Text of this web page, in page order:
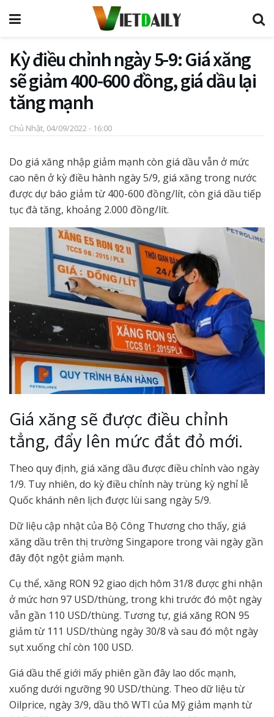
Kỳ điều chỉnh ngày 5-9: Giá xăng
sẽ giảm 400-600 đồng, giá dầu lại
tăng mạnh
Chủ Nhật, 04/09/2022 - 16:00
Do giá xăng nhập giảm mạnh còn giá dầu vẫn ở mức
cao nên ở kỳ điều hành ngày 5/9, giá xăng trong nước
được dự báo giảm từ 400-600 đồng/lít, còn giá dầu tiếp
tục đà tăng, khoảng 2.000 đồng/lít.
Giá xăng sẽ được điều chỉnh
tẳng, đẩy lên mức đắt đỏ mới.
Theo quy định, giá xăng dầu được điều chỉnh vào ngày
1/9. Tuy nhiên, do kỳ điều chỉnh này trùng kỳ nghỉ lễ
Quốc khánh nên lịch được lùi sang ngày 5/9.
Dữ liệu cập nhật của Bộ Công Thương cho thấy, giá
xăng dầu trên thị trường Singapore trong vài ngày gần
đây đột ngột giảm mạnh.
Cụ thể, xăng RON 92 giao dịch hôm 31/8 được ghi nhận
ở mức hơn 97 USD/thùng, trong khi trước đó một ngày
vẫn gần 110 USD/thùng. Tương tự, giá xăng RON 95
giảm từ 111 USD/thùng ngày 30/8 và sau đó một ngày
sụt xuống chỉ còn 100 USD.
Giá dầu thế giới mấy phiên gần đây lao dốc mạnh,
xuống dưới ngưỡng 90 USD/thùng. Theo dữ liệu từ
Oilprice, ngày 3/9, dầu thô WTI của Mỹ giảm mạnh từ